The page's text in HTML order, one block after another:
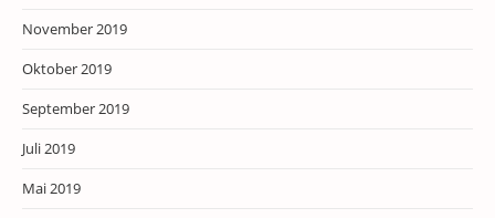
November 2019
Oktober 2019
September 2019
Juli 2019
Mai 2019